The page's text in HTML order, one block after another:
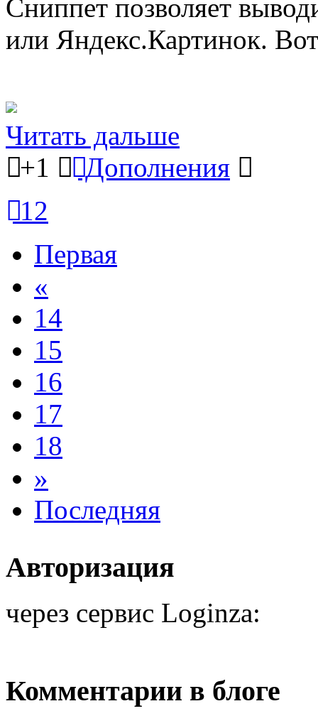
Сниппет позволяет
или Яндекс.Картинок.
Читать дальше
+1
Дополнения
12
Первая
«
14
15
16
17
18
»
Последняя
Авторизация
через сервис Loginza:
Комментарии в блоге